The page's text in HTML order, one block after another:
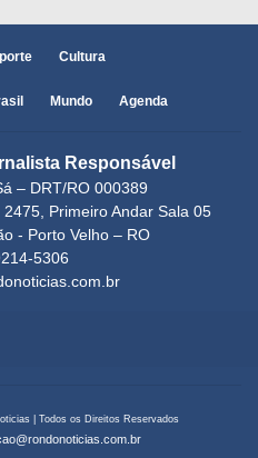
Cultura
Mundo Agenda
Responsável
– DRT/RO 000389
Primeiro Andar Sala 05
- Porto Velho – RO
5306
| Todos os Direitos Reservados